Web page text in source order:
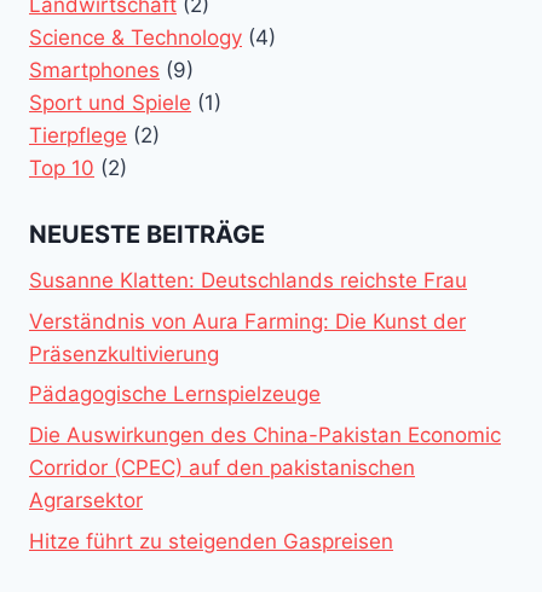
Landwirtschaft (2)
Science & Technology (4)
Smartphones (9)
Sport und Spiele (1)
Tierpflege (2)
Top 10 (2)
NEUESTE BEITRÄGE
Susanne Klatten: Deutschlands reichste Frau
Verständnis von Aura Farming: Die Kunst der
Präsenzkultivierung
Pädagogische Lernspielzeuge
Die Auswirkungen des China-Pakistan Economic
Corridor (CPEC) auf den pakistanischen
Agrarsektor
Hitze führt zu steigenden Gaspreisen